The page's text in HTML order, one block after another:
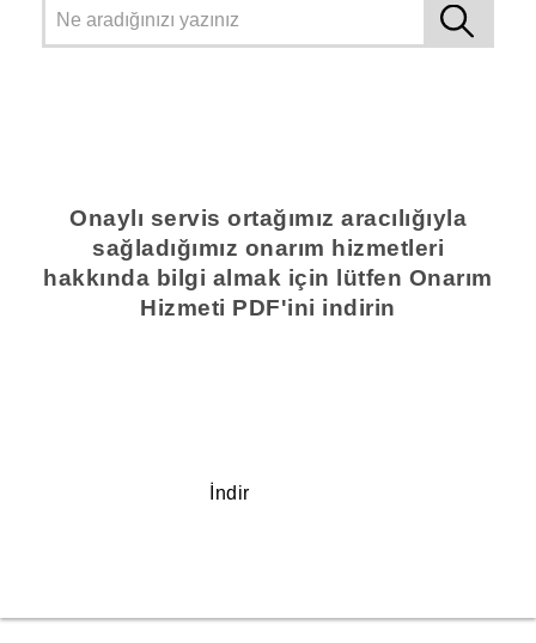
Onaylı servis ortağımız aracılığıyla
sağladığımız onarım hizmetleri
hakkında bilgi almak için lütfen Onarım
Hizmeti PDF'ini indirin
İndir